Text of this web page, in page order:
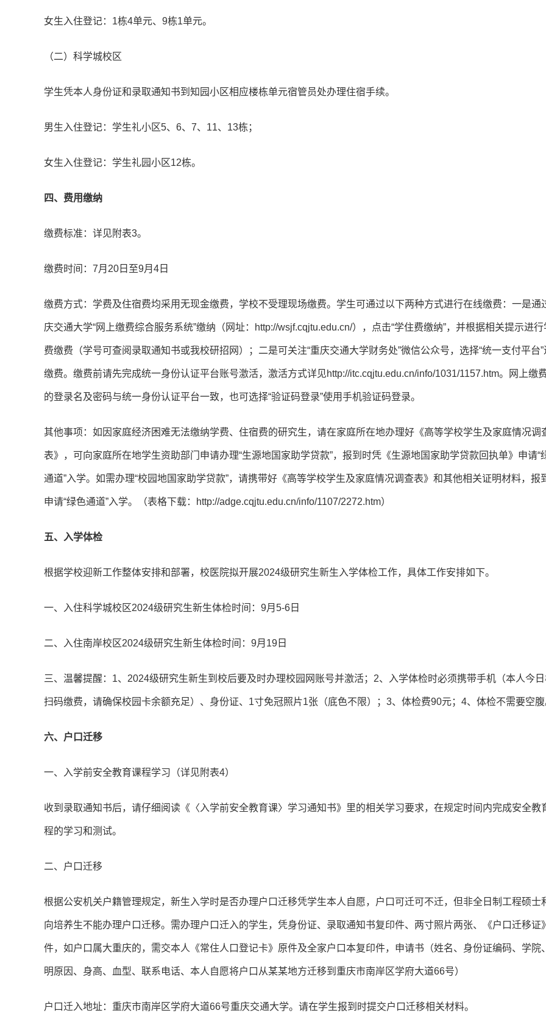
女生入住登记：1栋4单元、9栋1单元。
（二）科学城校区
学生凭本人身份证和录取通知书到知园小区相应楼栋单元宿管员处办理住宿手续。
男生入住登记：学生礼小区5、6、7、11、13栋；
女生入住登记：学生礼园小区12栋。
四、费用缴纳
缴费标准：详见附表3。
缴费时间：7月20日至9月4日
缴费方式：学费及住宿费均采用无现金缴费，学校不受理现场缴费。学生可通过以下两种方式进行在线缴费：一是通
庆交通大学“网上缴费综合服务系统”缴纳（网址：http://wsjf.cqjtu.edu.cn/），点击“学住费缴纳”，并根据相关提示进行
费缴费（学号可查阅录取通知书或我校研招网）；二是可关注“重庆交通大学财务处”微信公众号，选择“统一支付平台”
缴费。缴费前请先完成统一身份认证平台账号激活，激活方式详见http://itc.cqjtu.edu.cn/info/1031/1157.htm。网上缴
的登录名及密码与统一身份认证平台一致，也可选择“验证码登录”使用手机验证码登录。
其他事项：如因家庭经济困难无法缴纳学费、住宿费的研究生，请在家庭所在地办理好《高等学校学生及家庭情况调
表》，可向家庭所在地学生资助部门申请办理“生源地国家助学贷款”，报到时凭《生源地国家助学贷款回执单》申请“
通道”入学。如需办理“校园地国家助学贷款”，请携带好《高等学校学生及家庭情况调查表》和其他相关证明材料，报
申请“绿色通道”入学。（表格下载：http://adge.cqjtu.edu.cn/info/1107/2272.htm）
五、入学体检
根据学校迎新工作整体安排和部署，校医院拟开展2024级研究生新生入学体检工作，具体工作安排如下。
一、入住科学城校区2024级研究生新生体检时间：9月5-6日
二、入住南岸校区2024级研究生新生体检时间：9月19日
三、温馨提醒：1、2024级研究生新生到校后要及时办理校园网账号并激活；2、入学体检时必须携带手机（本人今日
扫码缴费，请确保校园卡余额充足）、身份证、1寸免冠照片1张（底色不限）；3、体检费90元；4、体检不需要空腹
六、户口迁移
一、入学前安全教育课程学习（详见附表4）
收到录取通知书后，请仔细阅读《〈入学前安全教育课〉学习通知书》里的相关学习要求，在规定时间内完成安全教
程的学习和测试。
二、户口迁移
根据公安机关户籍管理规定，新生入学时是否办理户口迁移凭学生本人自愿，户口可迁可不迁，但非全日制工程硕士
向培养生不能办理户口迁移。需办理户口迁入的学生，凭身份证、录取通知书复印件、两寸照片两张、《户口迁移证
件，如户口属大重庆的，需交本人《常住人口登记卡》原件及全家户口本复印件，申请书（姓名、身份证编码、学院
明原因、身高、血型、联系电话、本人自愿将户口从某某地方迁移到重庆市南岸区学府大道66号）
户口迁入地址：重庆市南岸区学府大道66号重庆交通大学。请在学生报到时提交户口迁移相关材料。